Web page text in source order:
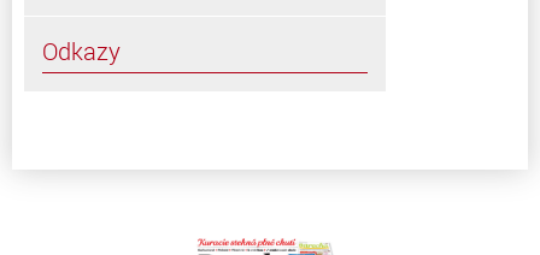
Odkazy